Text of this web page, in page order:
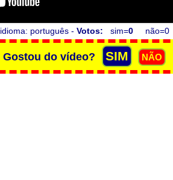
idioma: português - Votos: sim=0não=0